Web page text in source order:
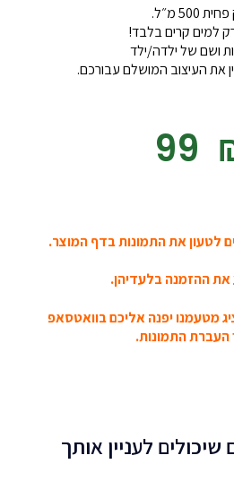
מ״ל.
למים קרים בלבד!
את העיצוב המושלם עבורכם.
‎99
לטעון את התמונות בדף המוצר.
את ההזמנה בלעדיהן.
מטעמנו יפנה אליכם בוואטסאפ
העברת התמונות.
שיכולים לעניין אותך